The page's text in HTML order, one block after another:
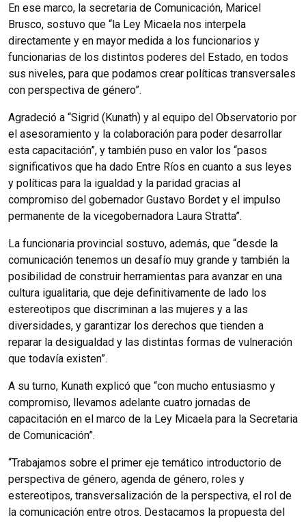
En ese marco, la secretaria de Comunicación, Maricel
Brusco, sostuvo que “la Ley Micaela nos interpela
directamente y en mayor medida a los funcionarios y
funcionarias de los distintos poderes del Estado, en todos
sus niveles, para que podamos crear políticas transversales
con perspectiva de género”.
Agradeció a “Sigrid (Kunath) y al equipo del Observatorio por
el asesoramiento y la colaboración para poder desarrollar
esta capacitación”, y también puso en valor los “pasos
significativos que ha dado Entre Ríos en cuanto a sus leyes
y políticas para la igualdad y la paridad gracias al
compromiso del gobernador Gustavo Bordet y el impulso
permanente de la vicegobernadora Laura Stratta”.
La funcionaria provincial sostuvo, además, que “desde la
comunicación tenemos un desafío muy grande y también la
posibilidad de construir herramientas para avanzar en una
cultura igualitaria, que deje definitivamente de lado los
estereotipos que discriminan a las mujeres y a las
diversidades, y garantizar los derechos que tienden a
reparar la desigualdad y las distintas formas de vulneración
que todavía existen”.
A su turno, Kunath explicó que “con mucho entusiasmo y
compromiso, llevamos adelante cuatro jornadas de
capacitación en el marco de la Ley Micaela para la Secretaria
de Comunicación”.
“Trabajamos sobre el primer eje temático introductorio de
perspectiva de género, agenda de género, roles y
estereotipos, transversalización de la perspectiva, el rol de
la comunicación entre otros. Destacamos la propuesta del